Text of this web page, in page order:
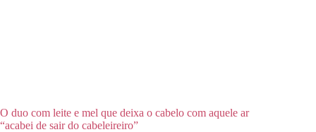
O duo com leite e mel que deixa o cabelo com aquele ar
“acabei de sair do cabeleireiro”